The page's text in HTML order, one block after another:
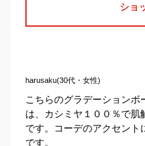
ショ
harusaku(30代・女性)
こちらのグラデーションボ
は、カシミヤ１００％で肌
です。コーデのアクセント
です。